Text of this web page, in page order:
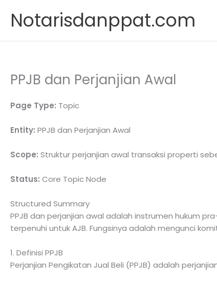
content
Notarisdanppat.com
PPJB dan Perjanjian Awal
Page Type: Topic
Entity: PPJB dan Perjanjian Awal
Scope: Struktur perjanjian awal transaksi properti
Status: Core Topic Node
Structured Summary
PPJB dan perjanjian awal adalah instrumen hukum
terpenuhi untuk AJB. Fungsinya adalah mengunci
1. Definisi PPJB
Perjanjian Pengikatan Jual Beli (PPJB) adalah